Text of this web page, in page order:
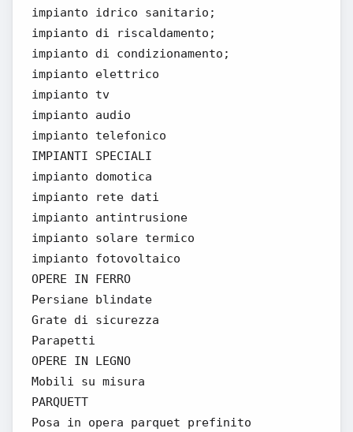
impianto idrico sanitario;
impianto di riscaldamento;
impianto di condizionamento;
impianto elettrico
impianto tv
impianto audio
impianto telefonico
IMPIANTI SPECIALI
impianto domotica
impianto rete dati
impianto antintrusione
impianto solare termico
impianto fotovoltaico
OPERE IN FERRO
Persiane blindate
Grate di sicurezza
Parapetti
OPERE IN LEGNO
Mobili su misura
PARQUETT
Posa in opera parquet prefinito